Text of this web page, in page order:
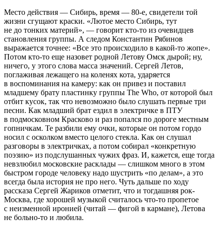
Место действия — Сибирь, время — 80-е, свидетели той
жизни сгущают краски. «Лютое место Сибирь, тут
не до тонких материй», — говорит кто-то из очевидцев
становления группы. А следом Константин Рябинов
выражается точнее: «Все это происходило в какой-то жопе».
Потом кто-то еще назовет родной Летову Омск дырой; ну,
ничего, у этого слова масса значений. Сергей Летов,
поглаживая лежащего на коленях кота, ударяется
в воспоминания на камеру: как он привез и поставил
младшему брату пластинку группы The Who, от которой был
отбит кусок, так что невозможно было слушать первые три
песни. Как младший брат ездил в электричке в ПТУ
в подмосковном Красково и раз попался по дороге местным
гопничкам. Те разбили ему очки, которые он потом гордо
носил с осколком вместо целого стекла. Как он слушал
разговоры в электричках, а потом собирал «конкретную
поэзию» из подслушанных чужих фраз. И, кажется, еще тогда
невзлюбил московские расклады — слишком много в этом
быстром городе человеку надо шустрить «по делам», а это
всегда была история не про него. Чуть дальше по ходу
рассказа Сергей Жариков отметит, что и тогдашняя рок-
Москва, где хорошей музыкой считалось что-то пропетое
с неизменной иронией (читай — фигой в кармане), Летова
не больно-то и любила.